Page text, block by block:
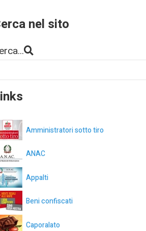
nel sito
Amministratori sotto tiro
ANAC
Appalti
Beni confiscati
Caporalato